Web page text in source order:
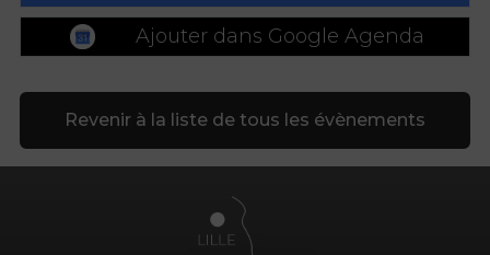
Ajouter dans Google Agenda
Revenir à la liste de tous les évènements